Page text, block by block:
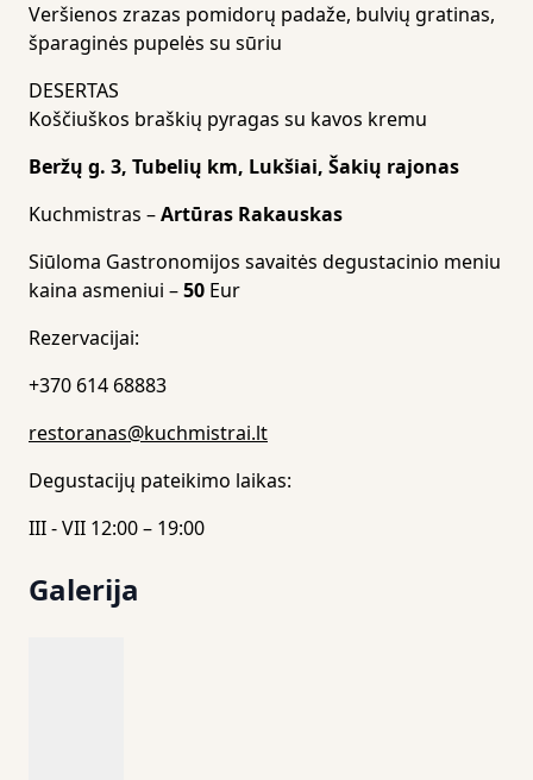
Veršienos zrazas pomidorų padaže, bulvių gratinas,
šparaginės pupelės su sūriu
DESERTAS
Koščiuškos braškių pyragas su kavos kremu
Beržų g. 3, Tubelių km, Lukšiai, Šakių rajonas
Kuchmistras –Artūras Rakauskas
Siūloma Gastronomijos savaitės degustacinio meniu
kaina asmeniui –50 Eur
Rezervacijai:
+370 614 68883
restoranas@kuchmistrai.lt
Degustacijų pateikimo laikas:
III - VII 12:00 – 19:00
Galerija